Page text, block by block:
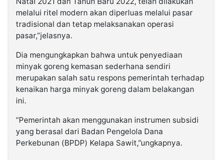
melalui ritel modern akan diperluas melalui pasar
tradisional dan tetap melaksanakan operasi
pasar,”jelasnya.
Dia mengungkapkan bahwa untuk penyediaan
minyak goreng kemasan sederhana sendiri
merupakan salah satu respons pemerintah terhadap
kenaikan harga minyak goreng dalam belakangan
ini.
“Pemerintah akan menggunakan instrumen subsidi
yang berasal dari Badan Pengelola Dana
Perkebunan (BPDP) Kelapa Sawit,”ungkapnya.